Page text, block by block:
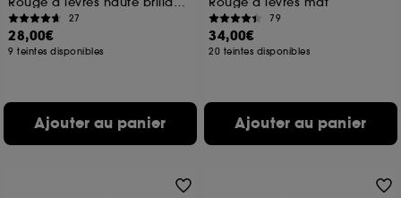
27
28,00€
9 teintes disponibles
Ajouter au panier
79
34,00€
20 teintes disponibles
Ajouter au panier